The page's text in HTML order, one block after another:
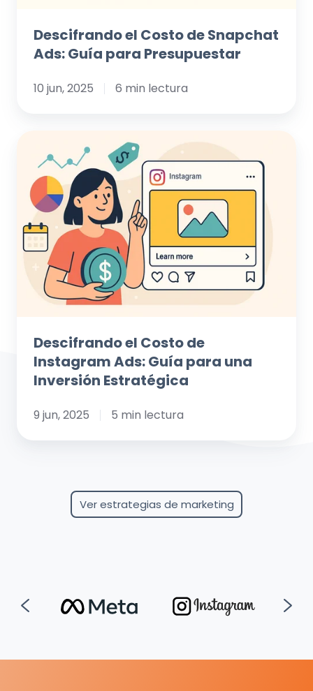
Descifrando el Costo de Snapchat
Ads: Guía para Presupuestar
10 jun, 2025 6 min lectura
Costo
de
Instagram
Ads:
Guía
para
Estratégica
Descifrando el Costo de
Instagram Ads: Guía para una
Inversión Estratégica
9 jun, 2025 5 min lectura
Ver estrategias de marketing